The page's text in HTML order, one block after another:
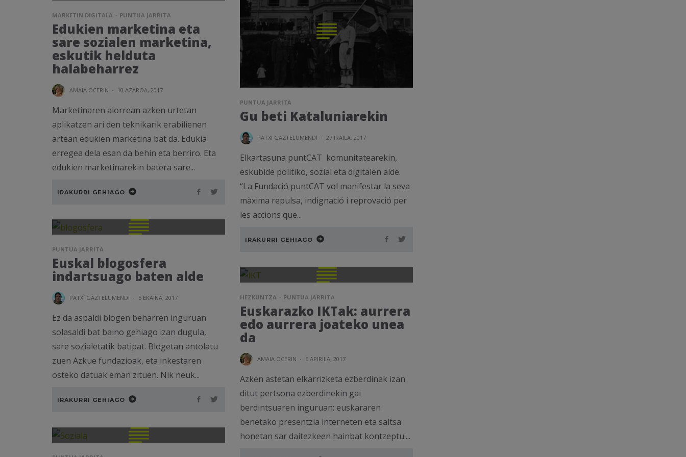
MARKETIN DIGITALA PUNTUA JARRITA
Edukien marketina eta
sare sozialen marketina,
eskutik helduta
halabeharrez
AMAIA OCERIN · 10 AZAROA, 2017
Marketinaren alorrean azken urtetan
aplikatzen ari den teknikarik erabilienen
artean edukien marketina bat da. Edukia
erregea dela esan da behin eta berriro. Eta
edukien marketinarekin batera sare...
IRAKURRI GEHIAGO
PUNTUA JARRITA
Gu beti Kataluniarekin
PATXI GAZTELUMENDI · 27 IRAILA, 2017
Elkartasuna puntCAT komunitatearekin,
eskubide politiko, sozial eta digitalen alde.
“La Fundació puntCAT vol manifestar la seva
màxima repulsa, indignació i reprovació per
les accions que...
IRAKURRI GEHIAGO
PUNTUA JARRITA
Euskal blogosfera
indartsuago baten alde
PATXI GAZTELUMENDI · 5 EKAINA, 2017
Ez da aspaldi blogen beharren inguruan
solasaldi bat baino gehiago izan dugula,
sare sozialetatik batipat. Blogetan antolatu
zuen Azkue fundazioak, eta inkestaren
osteko datuak eman zituen. Nik neuk...
IRAKURRI GEHIAGO
HEZKUNTZA PUNTUA JARRITA
Euskarazko IKTak: aurrera
edo aurrera joateko unea
da
AMAIA OCERIN · 6 APIRILA, 2017
Azken astetan elkarrizketa ezberdinak izan
ditut pertsona ezberdinekin gai
berdintsuaren inguruan: euskararen
benetako presentzia interneten eta saltsa
honetan sar daitezkeen hainbat kontzeptu:...